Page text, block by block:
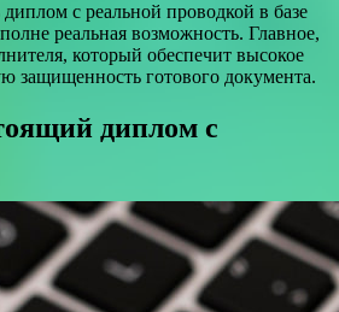
с реальной проводкой в базе
реальная возможность. Главное,
который обеспечит высокое
защищенность готового документа.
диплом с